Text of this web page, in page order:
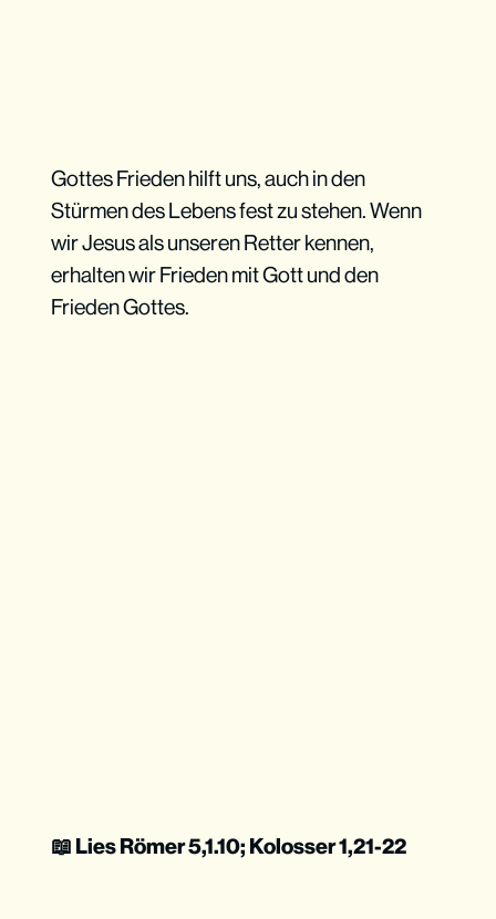
Gottes Frieden hilft uns, auch in den
Stürmen des Lebens fest zu stehen. Wenn
wir Jesus als unseren Retter kennen,
erhalten wir Frieden mit Gott und den
Frieden Gottes.
📖 Lies Römer 5,1.10; Kolosser 1,21-22